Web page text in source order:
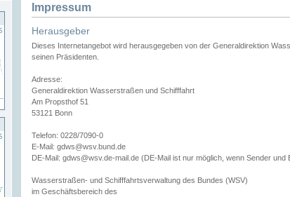
Impressum
Herausgeber
Dieses Internetangebot wird herausgegeben von der Generaldirektion
seinen Präsidenten.
Adresse:
Generaldirektion Wasserstraßen und Schifffahrt
Am Propsthof 51
53121 Bonn
Telefon: 0228/7090-0
E-Mail: gdws@wsv.bund.de
DE-Mail: gdws@wsv.de-mail.de (DE-Mail ist nur möglich, wenn Sender
Wasserstraßen- und Schifffahrtsverwaltung des Bundes (WSV)
im Geschäftsbereich des